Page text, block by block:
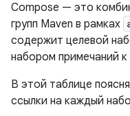
Compose — это
групп Maven в рамках
содержит целевой
набором примечаний к
В этой таблице
ссылки на каждый